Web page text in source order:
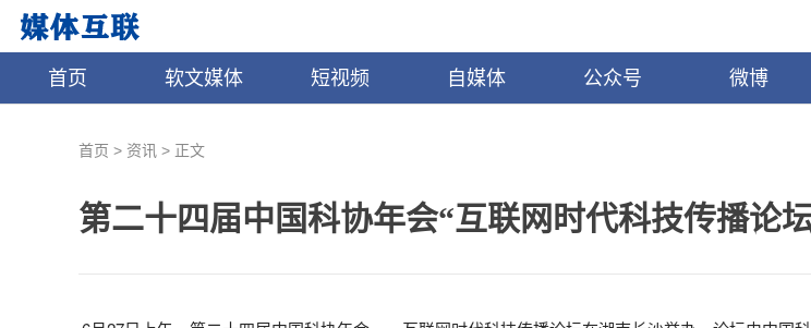
首页 软文媒体 短视频 自媒体 公众号 微博
首页 > 资讯 > 正文
第二十四届中国科协年会“互联网时代科技传播论